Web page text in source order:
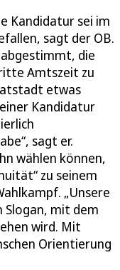
Kandidatur sei im
sagt der OB.
die
Amtszeit zu
etwas
Kandidatur
sagt er.
wählen können,
zu seinem
„Unsere
Slogan, mit dem
wird. Mit
Orientierung